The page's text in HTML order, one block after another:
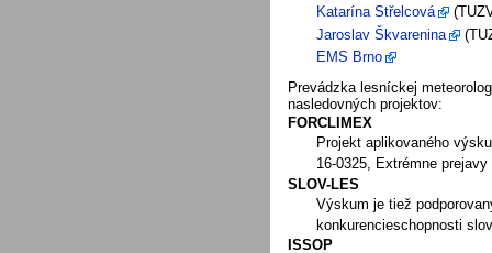
Katarína Střelcová
Jaroslav Škvarenina
EMS Brno
Prevádzka lesníckej
nasledovných projektov:
FORCLIMEX
Projekt aplikovaného
16-0325, Extrémne
SLOV-LES
Výskum je tiež
konkurencieschopnosti
ISSOP